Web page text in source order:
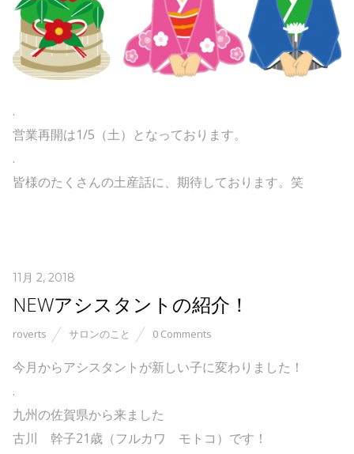
.
営業再開は1/5（土）となっております。
.
皆様のたくさんの土産話に、期待しております。笑
11月 2, 2018
NEWアシスタントの紹介！
roverts サロンのこと 0 Comments
今月からアシスタントが新しい子に変わりました！
.
九州の佐賀県から来ました
古川 幹子21歳（フルカワ モトコ）です！